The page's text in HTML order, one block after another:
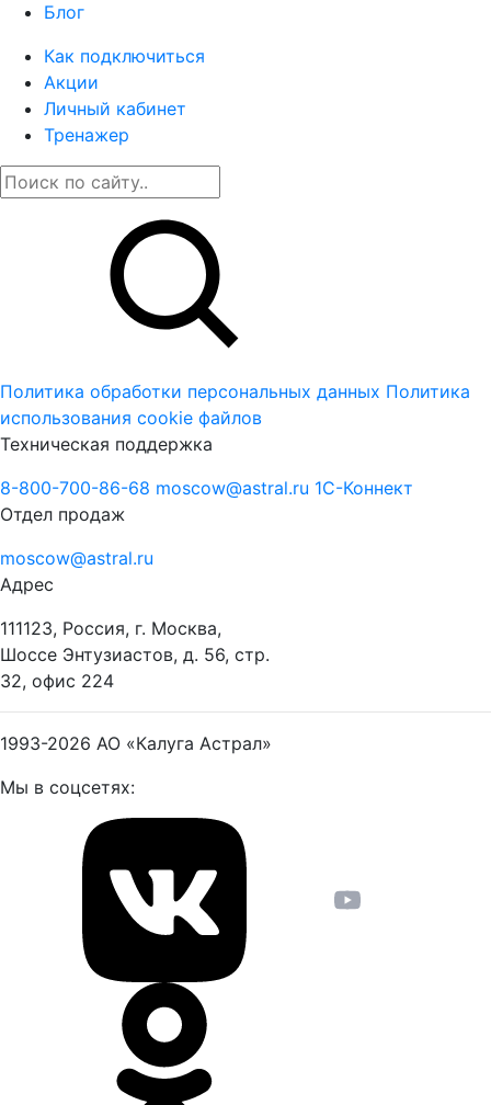
Блог
Как подключиться
Акции
Личный кабинет
Тренажер
Политика обработки персональных данных Политика
использования cookie файлов
Техническая поддержка
8-800-700-86-68 moscow@astral.ru 1С-Коннект
Отдел продаж
moscow@astral.ru
Адрес
111123, Россия, г. Москва,
Шоссе Энтузиастов, д. 56, стр.
32, офис 224
1993-2026 АО «Калуга Астрал»
Мы в соцсетях: